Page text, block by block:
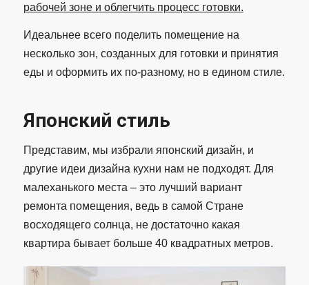
рабочей зоне и облегчить процесс готовки.
Идеальнее всего поделить помещение на
несколько зон, созданных для готовки и принятия
еды и оформить их по-разному, но в едином стиле.
Японский стиль
Представим, мы избрали японский дизайн, и
другие идеи дизайна кухни нам не подходят. Для
малеханького места – это лучший вариант
ремонта помещения, ведь в самой Стране
восходящего солнца, не достаточно какая
квартира бывает больше 40 квадратных метров.